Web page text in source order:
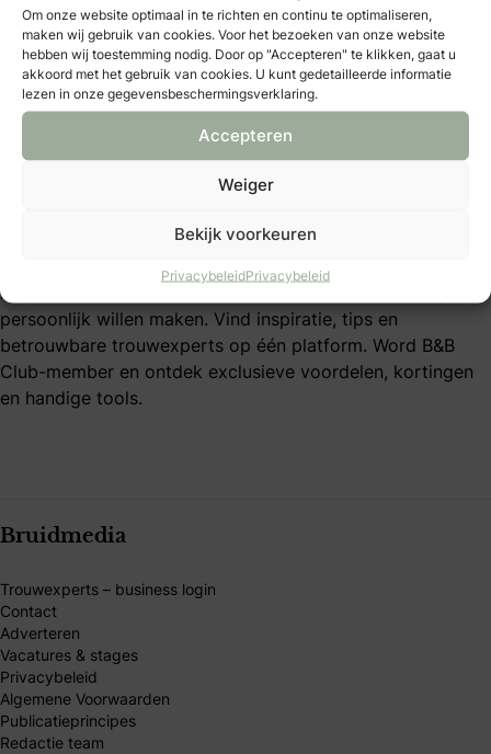
Om onze website optimaal in te richten en continu te optimaliseren,
maken wij gebruik van cookies. Voor het bezoeken van onze website
hebben wij toestemming nodig. Door op "Accepteren" te klikken, gaat u
akkoord met het gebruik van cookies. U kunt gedetailleerde informatie
lezen in onze gegevensbeschermingsverklaring.
Accepteren
Weiger
Bekijk voorkeuren
PrivacybeleidPrivacybeleid
Hoeveel geld moet je geven als huwelijkscadeau?
Mijn B&B Club
B&B Club – inloggen
B&B Club – voordelen
Over Bruid & Bruidegom
Al 40 jaar dé plek voor bruidsparen die hun trouwdag
persoonlijk willen maken. Vind inspiratie, tips en
betrouwbare trouwexperts op één platform. Word B&B
Club-member en ontdek exclusieve voordelen, kortingen
en handige tools.
Bruidmedia
Trouwexperts – business login
Contact
Adverteren
Vacatures & stages
Privacybeleid
Algemene Voorwaarden
Publicatieprincipes
Redactie team